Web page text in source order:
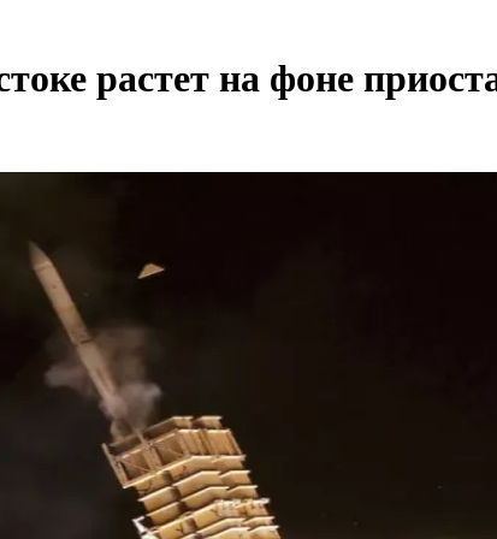
растет на фоне